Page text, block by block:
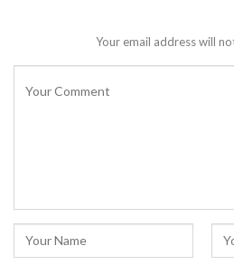
Your email address will